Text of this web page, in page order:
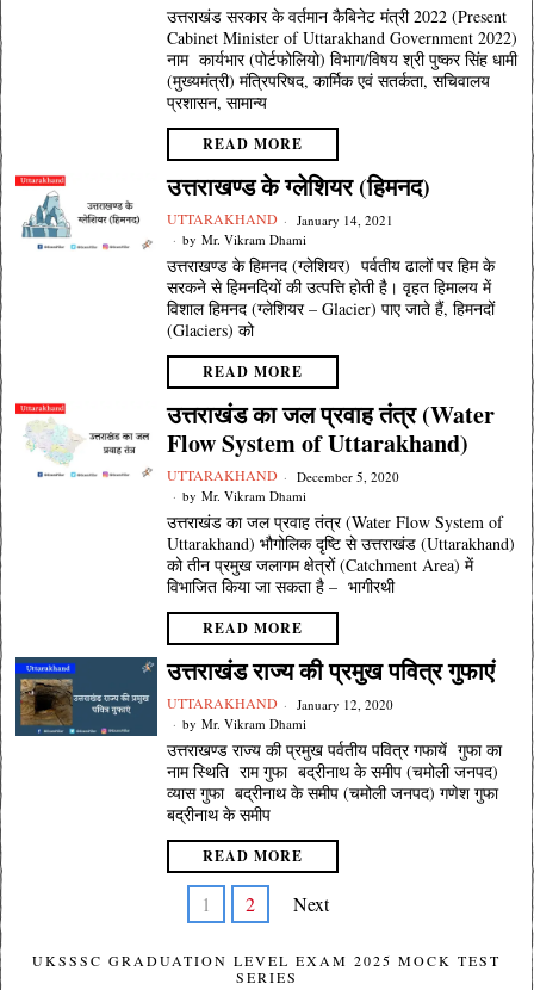
उत्तराखंड सरकार के वर्तमान कैबिनेट मंत्री 2022 (Present
Cabinet Minister of Uttarakhand Government 2022)
नाम कार्यभार (पोर्टफोलियो) विभाग/विषय श्री पुष्कर सिंह धामी
(मुख्यमंत्री) मंत्रिपरिषद, कार्मिक एवं सतर्कता, सचिवालय
प्रशासन, सामान्य
READ MORE
उत्तराखण्ड के ग्लेशियर (हिमनद)
UTTARAKHAND
January 14, 2021
by Mr. Vikram Dhami
उत्तराखण्ड के हिमनद (ग्लेशियर) पर्वतीय ढालों पर हिम के
सरकने से हिमनदियों की उत्पत्ति होती है। वृहत हिमालय में
विशाल हिमनद (ग्लेशियर – Glacier) पाए जाते हैं, हिमनदों
(Glaciers) को
READ MORE
उत्तराखंड का जल प्रवाह तंत्र (Water
Flow System of Uttarakhand)
UTTARAKHAND
December 5, 2020
by Mr. Vikram Dhami
उत्तराखंड का जल प्रवाह तंत्र (Water Flow System of
Uttarakhand) भौगोलिक दृष्टि से उत्तराखंड (Uttarakhand)
को तीन प्रमुख जलागम क्षेत्रों (Catchment Area) में
विभाजित किया जा सकता है – भागीरथी
READ MORE
उत्तराखंड राज्य की प्रमुख पवित्र गुफाएं
UTTARAKHAND
January 12, 2020
by Mr. Vikram Dhami
उत्तराखण्ड राज्य की प्रमुख पर्वतीय पवित्र गफायें गुफा का
नाम स्थिति राम गुफा बद्रीनाथ के समीप (चमोली जनपद)
व्यास गुफा बद्रीनाथ के समीप (चमोली जनपद) गणेश गुफा
बद्रीनाथ के समीप
READ MORE
1 2 Next
UKSSSC GRADUATION LEVEL EXAM 2025 MOCK TEST
SERIES